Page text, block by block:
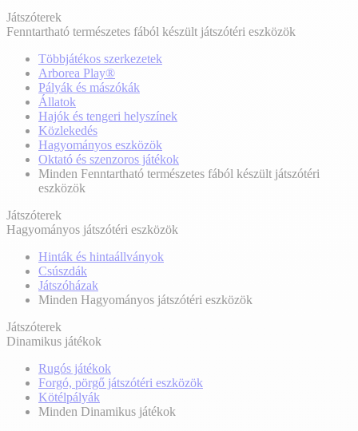
Játszóterek
Fenntartható természetes fából készült játszótéri eszközök
Többjátékos szerkezetek
Arborea Play®
Pályák és mászókák
Állatok
Hajók és tengeri helyszínek
Közlekedés
Hagyományos eszközök
Oktató és szenzoros játékok
Minden Fenntartható természetes fából készült játszótéri
eszközök
Játszóterek
Hagyományos játszótéri eszközök
Hinták és hintaállványok
Csúszdák
Játszóházak
Minden Hagyományos játszótéri eszközök
Játszóterek
Dinamikus játékok
Rugós játékok
Forgó, pörgő játszótéri eszközök
Kötélpályák
Minden Dinamikus játékok